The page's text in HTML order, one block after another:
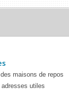
maisons de repos
utiles